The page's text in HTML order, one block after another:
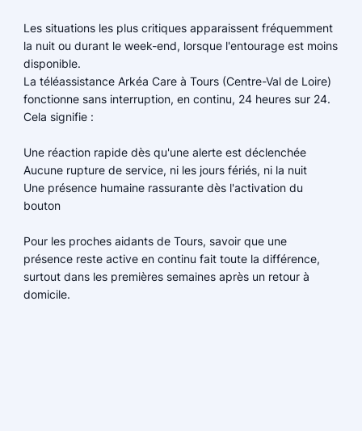
Les situations les plus critiques apparaissent fréquemment
la nuit ou durant le week-end, lorsque l'entourage est moins
disponible.
La téléassistance Arkéa Care à Tours (Centre-Val de Loire)
fonctionne sans interruption, en continu, 24 heures sur 24.
Cela signifie :
Une réaction rapide dès qu'une alerte est déclenchée
Aucune rupture de service, ni les jours fériés, ni la nuit
Une présence humaine rassurante dès l'activation du
bouton
Pour les proches aidants de Tours, savoir que une
présence reste active en continu fait toute la différence,
surtout dans les premières semaines après un retour à
domicile.